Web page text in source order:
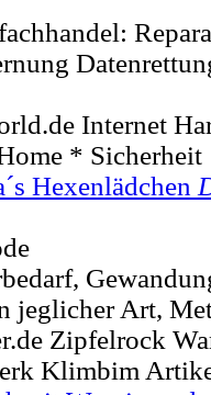
Internet
* Sicherheit
Hexenlädchen
jeglicher Art,
Zipfelrock
Klimbim